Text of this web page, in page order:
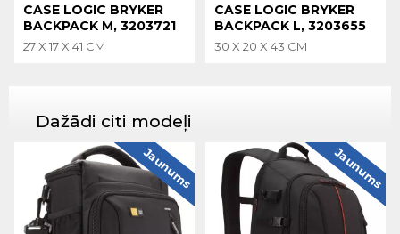
CASE LOGIC BRYKER
BACKPACK M, 3203721
27 X 17 X 41 CM
CASE LOGIC BRYKER
BACKPACK L, 3203655
30 X 20 X 43 CM
Dažādi citi modeļi
Jaunums Jaunums